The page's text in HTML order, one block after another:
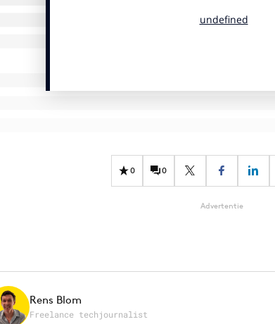
0 0
Advertentie
Rens Blom
Freelance techjournalist